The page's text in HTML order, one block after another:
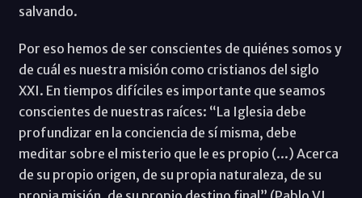
salvando.
Por eso hemos de ser conscientes de quiénes somos y
de cuál es nuestra misión como cristianos del siglo
XXI. En tiempos difíciles es importante que seamos
conscientes de nuestras raíces: “La Iglesia debe
profundizar en la conciencia de sí misma, debe
meditar sobre el misterio que le es propio (...) Acerca
de su propio origen, de su propia naturaleza, de su